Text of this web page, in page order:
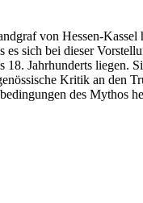
von Hessen-
sich bei dieser
Jahrhunderts liegen.
Kritik an den
des Mythos